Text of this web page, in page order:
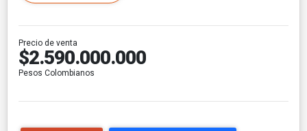
Precio de venta
$2.590.000.000
Pesos Colombianos